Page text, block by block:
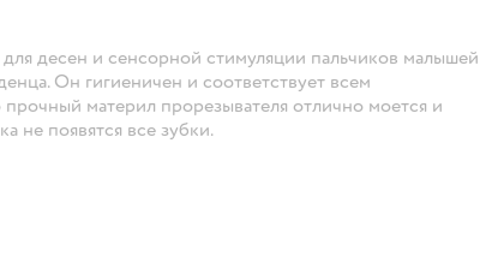
десен и сенсорной стимуляции пальчиков малышей
Он гигиеничен и соответствует всем
материл прорезывателя отлично моется и
не появятся все зубки.